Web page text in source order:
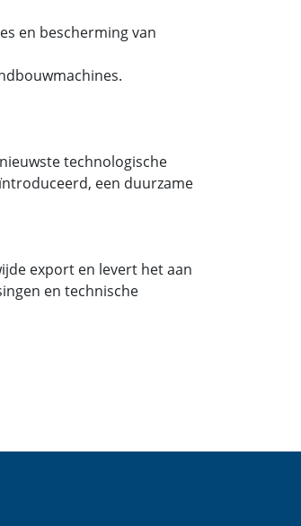
en bescherming van
technologische
een duurzame
export en levert het aan
en technische